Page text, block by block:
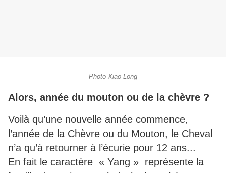
Photo Xiao Long
Alors, année du mouton ou de la chèvre ?
Voilà qu’une nouvelle année commence,
l’année de la Chèvre ou du Mouton, le Cheval
n’a qu’à retourner à l’écurie pour 12 ans...
En fait le caractère « Yang » représente la